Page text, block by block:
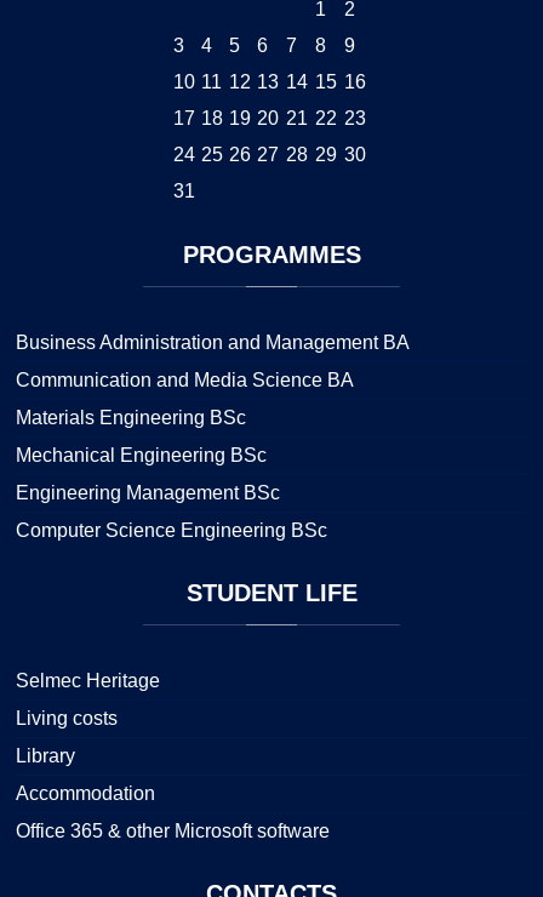
1
2
3
4 5 6 7 8
9
10 11 12 13 14 15 16
17 18 19 20 21 22 23
24 25 26 27 28 29 30
31
PROGRAMMES
Business Administration and Management BA
Communication and Media Science BA
Materials Engineering BSc
Mechanical Engineering BSc
Engineering Management BSc
Computer Science Engineering BSc
STUDENTLIFE
Selmec Heritage
Living costs
Library
Accommodation
Office 365 & other Microsoft software